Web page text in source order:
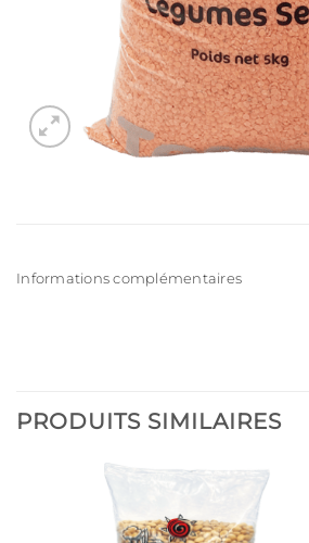
Informations complémentaires
PRODUITS SIMILAIRES